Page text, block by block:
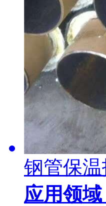
钢管保
应用领域